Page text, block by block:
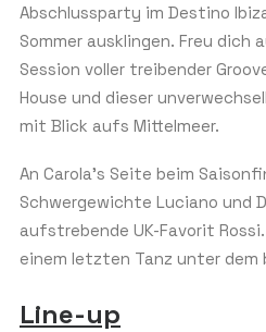
Abschlussparty im Destino
Sommer ausklingen. Freu dich
Session voller treibender
House und dieser
mit Blick aufs Mittelmeer.
An Carola’s Seite beim
Schwergewichte Luciano und
aufstrebende UK-Favorit
einem letzten Tanz unter dem
Line-up
E-
WHATSAPP-
n
i
t
S
ANZAHL DER